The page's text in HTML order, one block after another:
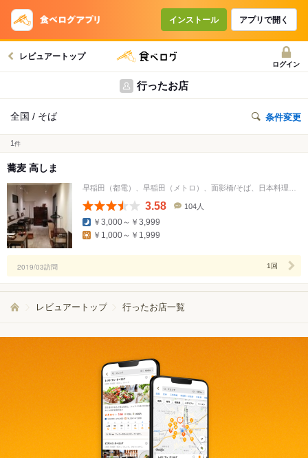
インストール アプリで開く
レビュアートップ
ログイン
行ったお店
全国 / そば 条件変更
1 件
蕎麦 高しま
3.58
数
104人
￥3,000～￥3,999
￥1,000～￥1,999
2019/03訪問 1回
レビュアートップ 行ったお店一覧